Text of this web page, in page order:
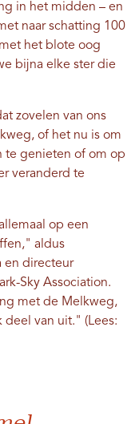
in het midden – en
naar schatting 100
het blote oog
bijna elke ster die
zovelen van ons
of het nu is om
te genieten of om op
veranderd te
op een
aldus
en directeur
Sky Association.
met de Melkweg,
deel van uit." (Lees: